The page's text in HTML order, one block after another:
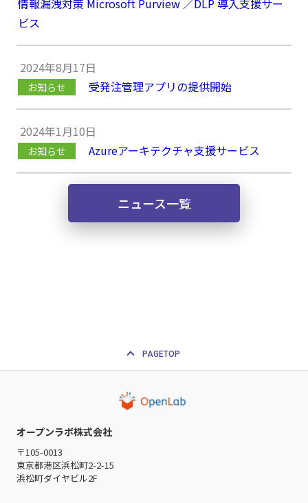
情報漏洩対策 Microsoft Purview ／DLP 導入支援サー
ビス
2024年8月17日
お知らせ 受発注管理アプリの提供開始
2024年1月10日
お知らせ Azureアーキテクチャ支援サービス
ニュース一覧
PAGETOP
オープンラボ株式会社
〒105-0013
東京都港区浜松町2-2-15
浜松町ダイヤビル2F